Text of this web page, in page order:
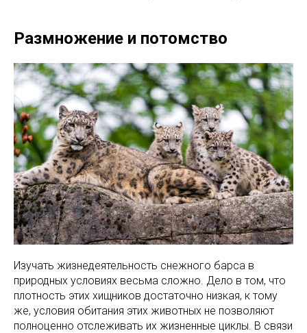
Размножение и потомство
Изучать жизнедеятельность снежного барса в
природных условиях весьма сложно. Дело в том, что
плотность этих хищников достаточно низкая, к тому
же, условия обитания этих животных не позволяют
полноценно отслеживать их жизненные циклы. В связи